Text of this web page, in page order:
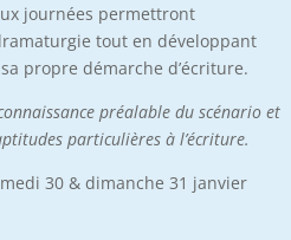
journées permettront
tout en développant
propre démarche d’écriture.
préalable du scénario et
particulières à l’écriture.
30 & dimanche 31 janvier